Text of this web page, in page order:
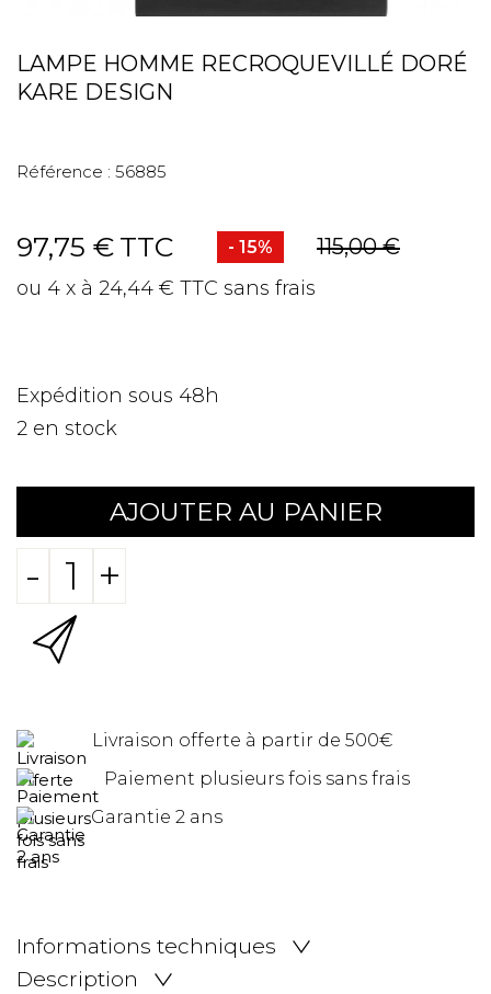
LAMPE HOMME RECROQUEVILLÉ DORÉ
KARE DESIGN
Référence : 56885
97,75 € TTC - 15% 115,00 €
ou 4 x à 24,44 € TTC sans frais
Expédition sous 48h
2 en stock
AJOUTER AU PANIER
- +
Livraison offerte à partir de 500€
Paiement plusieurs fois sans frais
Garantie 2 ans
Informations techniques
Description